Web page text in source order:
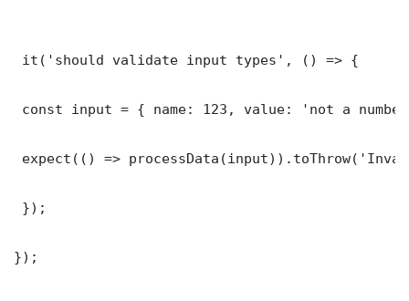
it('should validate input types', () => {
const input = { name: 123, value: 'not a
expect(() =>
});
});